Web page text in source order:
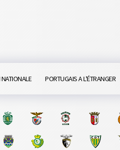
PORTUGAIS A L'ÉTRANGER